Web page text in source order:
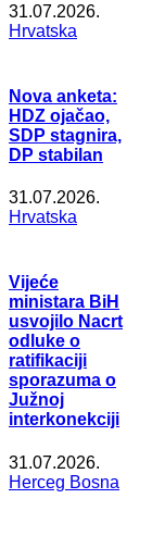
31.07.2026.
Hrvatska
Nova anketa:
HDZ ojačao,
SDP stagnira,
DP stabilan
31.07.2026.
Hrvatska
Vijeće
ministara BiH
usvojilo Nacrt
odluke o
ratifikaciji
sporazuma o
Južnoj
interkonekciji
31.07.2026.
Herceg Bosna